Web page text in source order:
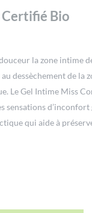
Bio
la zone intime
dessèchement de la
Le Gel Intime Miss
sensations
qui aide à